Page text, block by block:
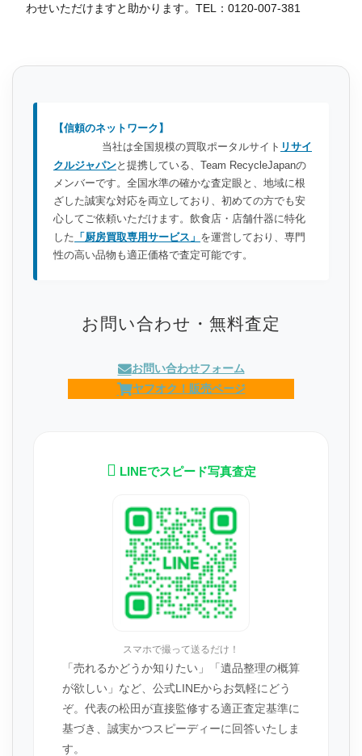
わせいただけますと助かります。TEL：0120-007-381
【信頼のネットワーク】
当社は全国規模の買取ポータルサイト リサイ
クルジャパンと提携している、Team RecycleJapanの
メンバーです。全国水準の確かな査定眼と、地域に根
ざした誠実な対応を両立しており、初めての方でも安
心してご依頼いただけます。飲食店・店舗什器に特化
した 「厨房買取専用サービス」 を運営しており、専門
性の高い品物も適正価格で査定可能です。
お問い合わせ・無料査定
お問い合わせフォーム
ヤフオク！販売ページ
LINEでスピード写真査定
スマホで撮って送るだけ！
「売れるかどうか知りたい」「遺品整理の概算
が欲しい」など、公式LINEからお気軽にどう
ぞ。代表の松田が直接監修する適正査定基準に
基づき、誠実かつスピーディーに回答いたしま
す。